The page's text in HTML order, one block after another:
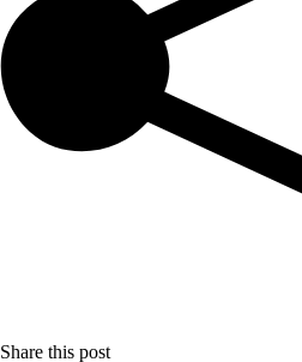
Share this post